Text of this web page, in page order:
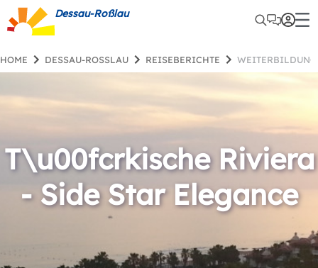
Dessau-Roßlau
HOME DESSAU-ROSSLAU REISEBERICHTE
T\u00fcrkische Riviera
- Side Star Elegance